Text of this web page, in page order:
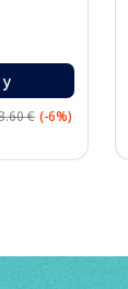
€ (-6%)